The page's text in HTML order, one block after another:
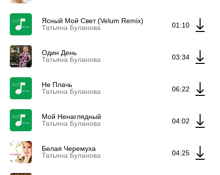
Ясный Мой Свет (Velum Remix)
Татьяна Буланова
01:10
Один День
Татьяна Буланова
03:34
Не Плачь
Татьяна Буланова
06:22
Мой Ненаглядный
Татьяна Буланова
04:02
Белая Черемуха
Татьяна Буланова
04:25